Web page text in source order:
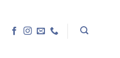
inhoud